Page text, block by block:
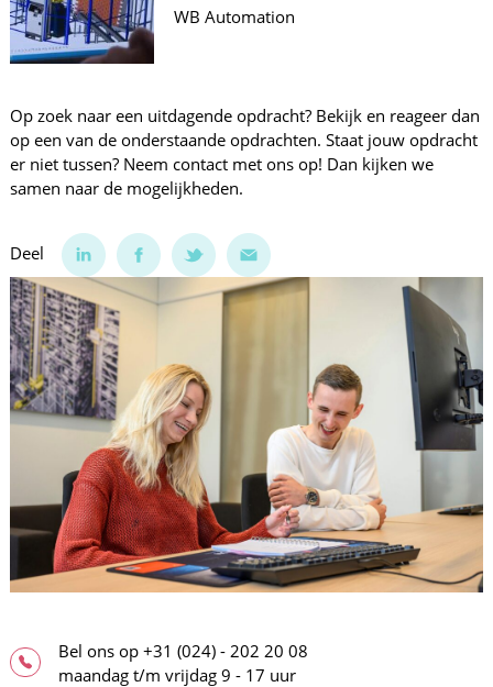
WB Automation
Op zoek naar een uitdagende opdracht? Bekijk en reageer dan
op een van de onderstaande opdrachten. Staat jouw opdracht
er niet tussen? Neem contact met ons op! Dan kijken we
samen naar de mogelijkheden.
Deel
Bel ons op+31 (024) - 202 20 08
maandag t/m vrijdag 9 - 17 uur